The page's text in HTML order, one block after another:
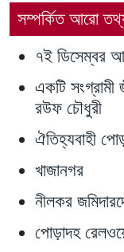
সম্পর্কিত আরো
৭ই ডিসেম্বর
একটি
রউফ চৌধুরী
ঐতিহ্যবাহী
খাজানগর
নীলকর
পোড়াদহ